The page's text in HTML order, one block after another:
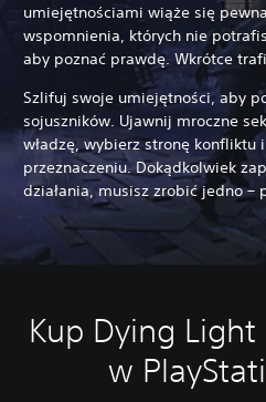
umiejętnościami wiąże się
wspomnienia, których nie
aby poznać prawdę. Wkrótce
Szlifuj swoje umiejętności, aby
sojuszników. Ujawnij mroczne
władzę, wybierz stronę konfliktu
przeznaczeniu. Dokądkolwiek
działania, musisz zrobić jedno –
Kup Dying
w